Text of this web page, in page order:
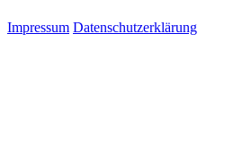
Impressum Datenschutzerklärung